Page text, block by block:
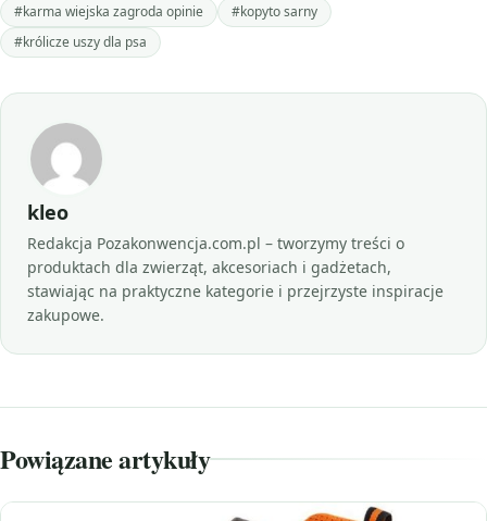
#karma wiejska zagroda opinie
#kopyto sarny
#królicze uszy dla psa
kleo
Redakcja Pozakonwencja.com.pl – tworzymy treści o
produktach dla zwierząt, akcesoriach i gadżetach,
stawiając na praktyczne kategorie i przejrzyste inspiracje
zakupowe.
Powiązane artykuły